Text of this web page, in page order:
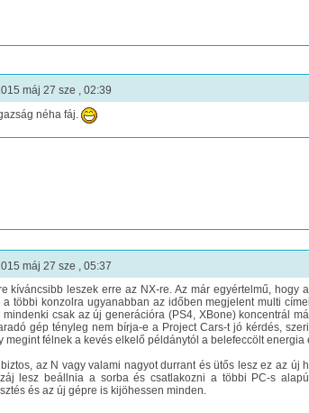
máj 27 sze , 02:39
néha fáj.
máj 27 sze , 05:37
kíváncsibb leszek erre az NX-re. Az már egyértelmű,
a többi konzolra ugyanabban az időben megjelent multi
mindenki csak az új generációra (PS4, XBone) koncentrál
gép tényleg nem bírja-e a Project Cars-t jó kérdés,
megint félnek a kevés elkelő példánytól a belefeccölt energia
biztos, az N vagy valami nagyot durrant és ütős lesz ez az
lesz beállnia a sorba és csatlakozni a többi PC-s
és az új gépre is kijöhessen minden.